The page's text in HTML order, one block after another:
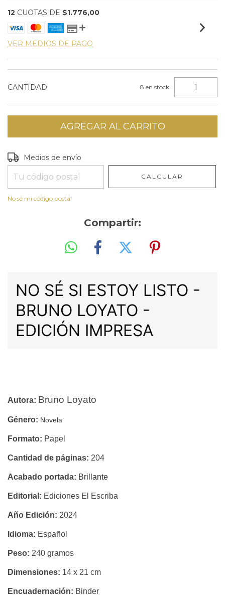
12 CUOTAS DE $1.776,00
VER MEDIOS DE PAGO
CANTIDAD 8 en stock
Entregas para el CP:
Medios de envío
CALCULAR
No sé mi código postal
Compartir:
NO SÉ SI ESTOY LISTO -
BRUNO LOYATO -
EDICIÓN IMPRESA
LA
CAJA
MISTERIOSA
MARÍA
MAGDALENA
LENNER
DE
LÓPEZ
Autora: Bruno Loyato
Género: Novela
Formato: Papel
Cantidad de páginas: 204
Acabado portada: Brillante
Editorial: Ediciones El Escriba
Año Edición: 2024
Idioma: Español
Peso: 240 gramos
Dimensiones: 14 x 21 cm
Encuadernación: Binder